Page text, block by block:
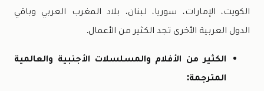
الكويت، الإمارات، سوريا، لبنان، بلاد المغرب العربي وباقي
الدول العربية الأخرى تجد الكثير من الأعمال.
الكثير من الأفلام والمسلسلات الأجنبية والعالمية
المترجمة: